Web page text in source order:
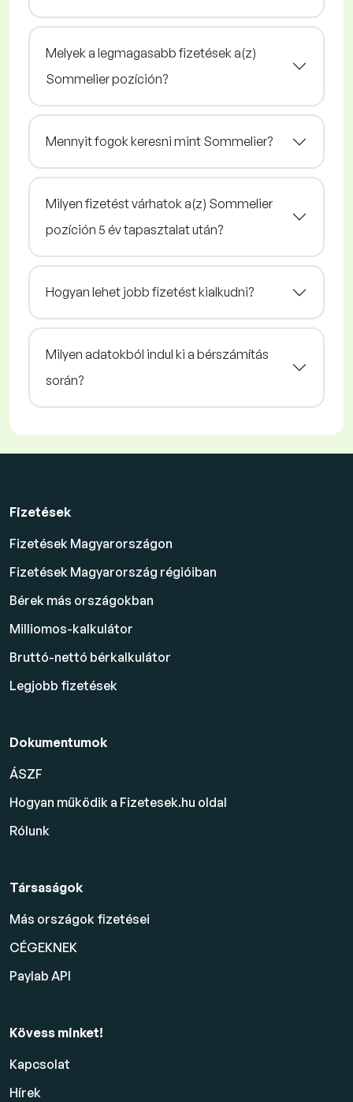
Melyek a legmagasabb fizetések a(z)
Sommelier pozíción?
Mennyit fogok keresni mint Sommelier?
Milyen fizetést várhatok a(z) Sommelier
pozíción 5 év tapasztalat után?
Hogyan lehet jobb fizetést kialkudni?
Milyen adatokból indul ki a bérszámítás
során?
Fizetések
Fizetések Magyarországon
Fizetések Magyarország régióiban
Bérek más országokban
Milliomos-kalkulátor
Bruttó-nettó bérkalkulátor
Legjobb fizetések
Dokumentumok
ÁSZF
Hogyan működik a Fizetesek.hu oldal
Rólunk
Társaságok
Más országok fizetései
CÉGEKNEK
Paylab API
Kövess minket!
Kapcsolat
Hírek